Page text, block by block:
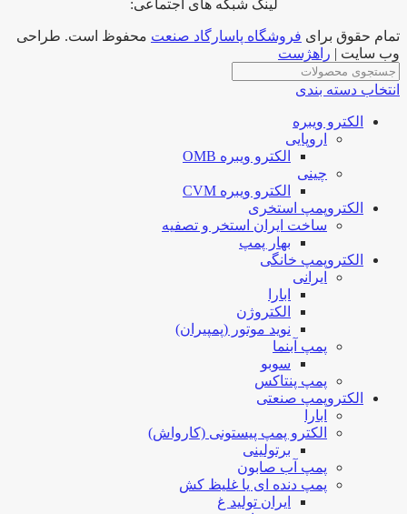
لینک شبکه های اجتماعی:
تمام حقوق برای فروشگاه پاسارگاد صنعت محفوظ است. طراحی
وب سایت | راهژست
انتخاب دسته بندی
الکترو ویبره
اروپایی
الکترو ویبره OMB
چینی
الکترو ویبره CVM
الکتروپمپ استخری
ساخت ایران استخر و تصفیه
بهار پمپ
الکتروپمپ خانگی
ایرانی
ابارا
الکتروژن
نوید موتور (پمپیران)
پمپ آبنما
سوبو
پمپ پنتاکس
الکتروپمپ صنعتی
ابارا
الکترو پمپ پیستونی (کارواش)
برتولینی
پمپ آب صابون
پمپ دنده ای یا غلیظ کش
ایران تولید غ